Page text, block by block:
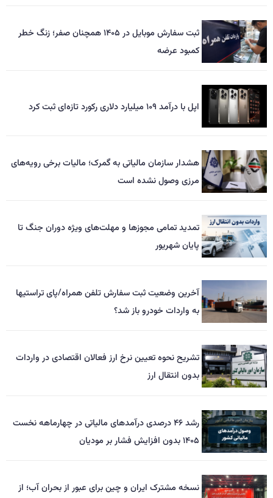
ثبت سفارش موبایل در ۱۴۰۵ همچنان صفر؛ زنگ خطر
کمبود عرضه
اپل با درآمد ۱۰۹ میلیارد دلاری رکورد تازه‌ای ثبت کرد
هشدار سازمان مالیاتی به گمرک؛ مالیات برخی رویه‌های
مرزی وصول نشده است
تمدید تمامی مجوزها و مهلت‌های ویژه دوران جنگ تا
پایان شهریور
آخرین وضعیت ثبت سفارش تلفن همراه/پای تراستیها
به واردات خودرو باز شد؟
تشریح نحوه تعیین نرخ ارز فعالان اقتصادی در واردات
بدون انتقال ارز
رشد ۴۶ درصدی درآمدهای مالیاتی در چهارماهه نخست
۱۴۰۵ بدون افزایش فشار بر مودیان
نسخه مشترک ایران و چین برای عبور از بحران آب؛ از